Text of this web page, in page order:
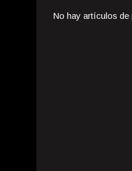
No hay artículos de